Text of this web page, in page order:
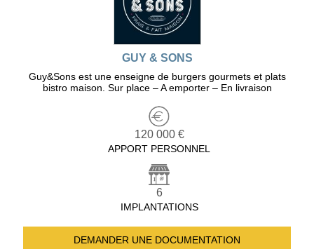
GUY & SONS
Guy&Sons est une enseigne de burgers gourmets et plats
bistro maison. Sur place – A emporter – En livraison
120 000 €
APPORT PERSONNEL
6
IMPLANTATIONS
DEMANDER UNE DOCUMENTATION